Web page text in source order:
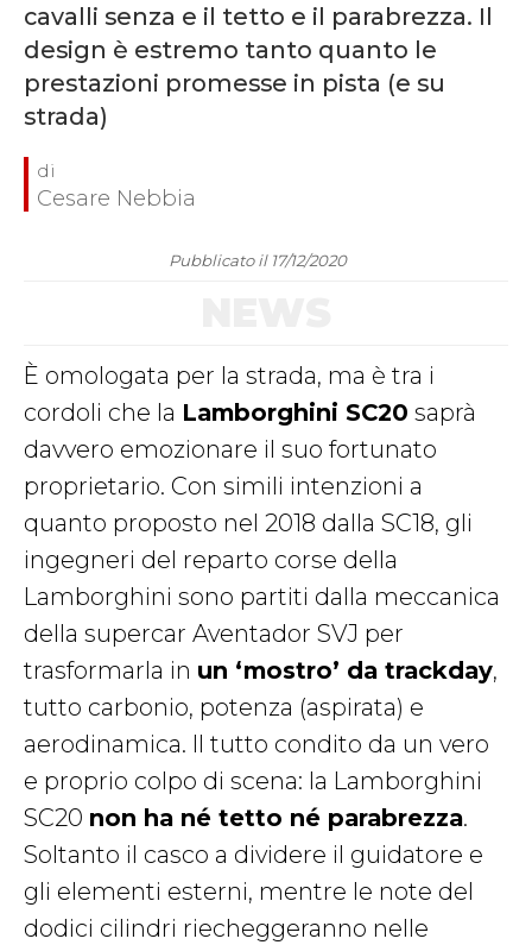
cavalli senza e il tetto e il parabrezza. Il
design è estremo tanto quanto le
prestazioni promesse in pista (e su
strada)
Cesare Nebbia
Pubblicato il 17/12/2020
È omologata per la strada, ma è tra i
cordoli che la Lamborghini SC20 saprà
davvero emozionare il suo fortunato
proprietario. Con simili intenzioni a
quanto proposto nel 2018 dalla SC18, gli
ingegneri del reparto corse della
Lamborghini sono partiti dalla meccanica
della supercar Aventador SVJ per
trasformarla in un ‘mostro’ da trackday,
tutto carbonio, potenza (aspirata) e
aerodinamica. Il tutto condito da un vero
e proprio colpo di scena: la Lamborghini
SC20 non ha né tetto né parabrezza.
Soltanto il casco a dividere il guidatore e
gli elementi esterni, mentre le note del
dodici cilindri riecheggeranno nelle